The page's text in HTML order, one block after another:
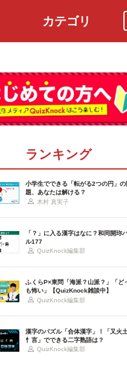
カテゴリ
ランキング
小学生でできる「転がる2つの円」の
題、あなたは解ける？
木村 真実子
「？」に入る漢字はなに？和同開珎
ル177
QuizKnock編集部
ふくらP×東問「海派？山派？」「ど
も怖い」【QuizKnock雑談中】
QuizKnock編集部
漢字のパズル「合体漢字」！「又火
忄言」でできる二字熟語は？
QuizKnock編集部